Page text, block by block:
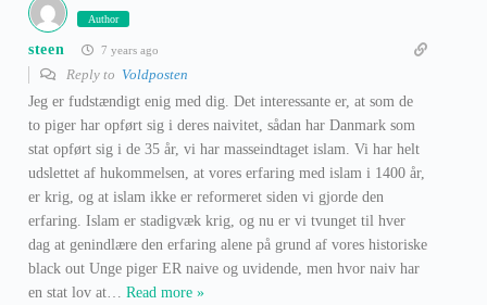
Author
steen 7 years ago
Reply to Voldposten
Jeg er fudstændigt enig med dig. Det interessante er, at som de
to piger har opført sig i deres naivitet, sådan har Danmark som
stat opført sig i de 35 år, vi har masseindtaget islam. Vi har helt
udslettet af hukommelsen, at vores erfaring med islam i 1400 år,
er krig, og at islam ikke er reformeret siden vi gjorde den
erfaring. Islam er stadigvæk krig, og nu er vi tvunget til hver
dag at genindlære den erfaring alene på grund af vores historiske
black out Unge piger ER naive og uvidende, men hvor naiv har
en stat lov at… Read more »